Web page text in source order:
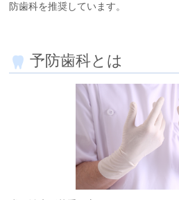
防歯科を推奨しています。
予防歯科とは